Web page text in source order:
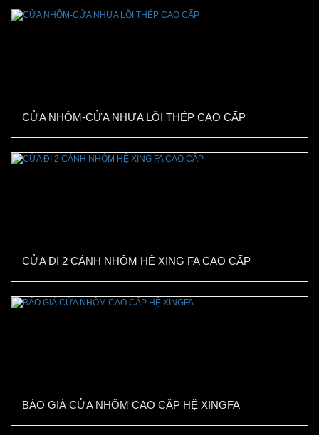
CỬA NHÔM-CỬA NHỰA LÕI THÉP CAO CẤP
CỬA ĐI 2 CÁNH NHÔM HỆ XING FA CAO CẤP
BÁO GIÁ CỬA NHÔM CAO CẤP HỆ XINGFA